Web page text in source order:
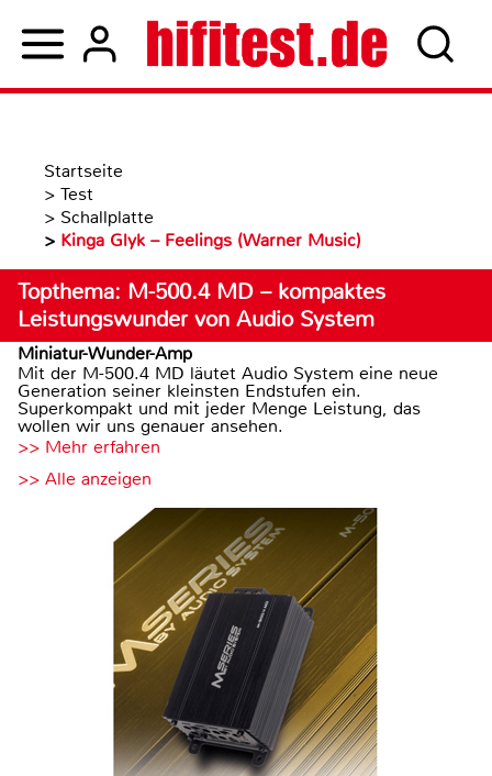
Startseite
> Test
> Schallplatte
> Kinga Glyk – Feelings (Warner Music)
Topthema: M-500.4 MD – kompaktes
Leistungswunder von Audio System
Miniatur-Wunder-Amp
Mit der M-500.4 MD läutet Audio System eine neue
Generation seiner kleinsten Endstufen ein.
Superkompakt und mit jeder Menge Leistung, das
wollen wir uns genauer ansehen.
>> Mehr erfahren
>> Alle anzeigen